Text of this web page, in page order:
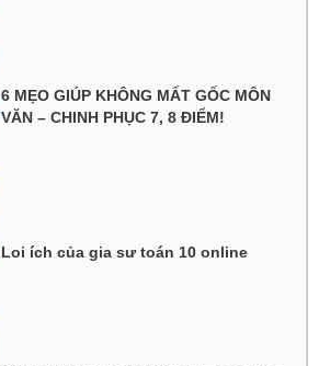
6 MẸO GIÚP KHÔNG MẤT GỐC MÔN
VĂN – CHINH PHỤC 7, 8 ĐIỂM!
Loi ích của gia sư toán 10 online